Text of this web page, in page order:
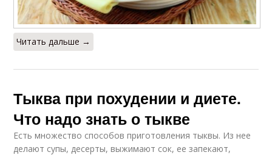
Читать дальше →
Тыква при похудении и диете.
Что надо знать о тыкве
Есть множество способов приготовления тыквы. Из нее
делают супы, десерты, выжимают сок, ее запекают,